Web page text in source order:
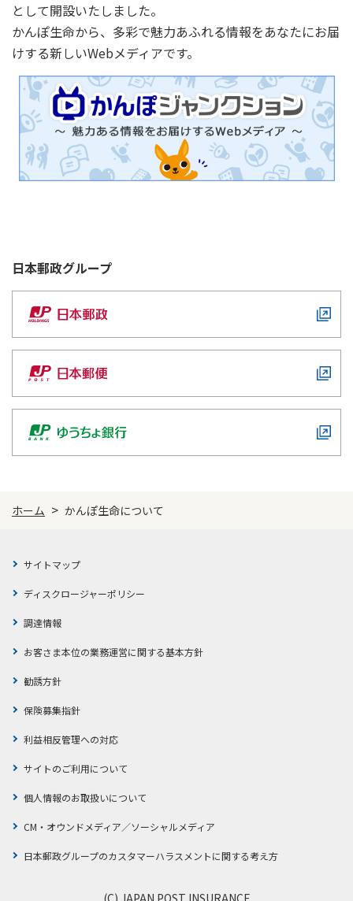
として開設いたしました。
かんぽ生命から、多彩で魅力あふれる情報をあなたにお届
けする新しいWebメディアです。
日本郵政グループ
ホーム > かんぽ生命について
サイトマップ
ディスクロージャーポリシー
調達情報
お客さま本位の業務運営に関する基本方針
勧誘方針
保険募集指針
利益相反管理への対応
サイトのご利用について
個人情報のお取扱いについて
CM・オウンドメディア／ソーシャルメディア
日本郵政グループのカスタマーハラスメントに関する考え方
(C) JAPAN POST INSURANCE